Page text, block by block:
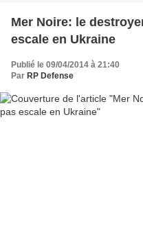
Mer Noire: le
escale en Ukraine
Publié le 09/04/2014 à 21:40
Par RP Defense